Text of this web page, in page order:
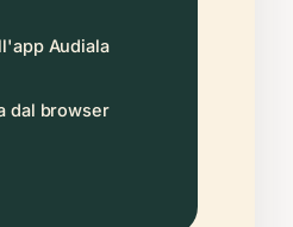
Audiala
dal browser